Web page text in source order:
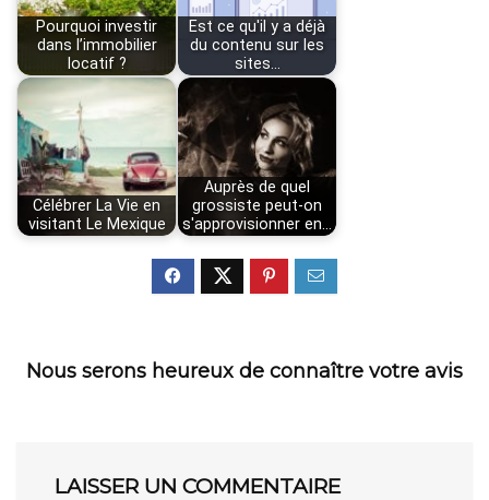
Pourquoi investir
dans l’immobilier
locatif ?
Est ce qu'il y a déjà
du contenu sur les
sites…
Célébrer La Vie en
visitant Le Mexique
Auprès de quel
grossiste peut-on
s'approvisionner en…
Nous serons heureux de connaître votre avis
LAISSER UN COMMENTAIRE